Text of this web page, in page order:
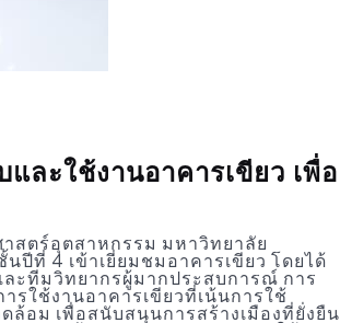
ละใช้งานอาคารเขียว เพื่อ
สตร์อุตสาหกรรม มหาวิทยาลัย
ปีที่ 4 เข้าเยี่ยมชมอาคารเขียว โดยได้
ะทีมวิทยากรผู้มากประสบการณ์ การ
รใช้งานอาคารเขียวที่เน้นการใช้
อม เพื่อสนับสนุนการสร้างเมืองที่ยั่งยืน